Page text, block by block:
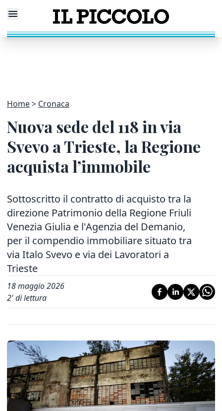
Home Cronaca
Nuova sede del 118 in via
Svevo a Trieste, la Regione
acquista l’immobile
Sottoscritto il contratto di acquisto tra la
direzione Patrimonio della Regione Friuli
Venezia Giulia e l'Agenzia del Demanio,
per il compendio immobiliare situato tra
via Italo Svevo e via dei Lavoratori a
Trieste
18 maggio 2026
2' di lettura